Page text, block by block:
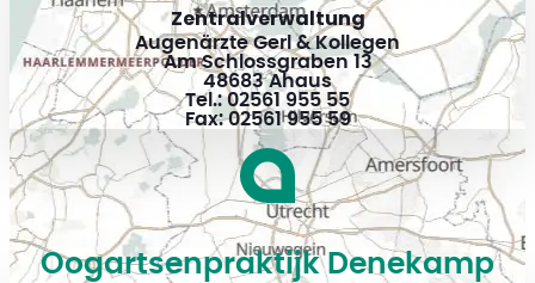
Zentralverwaltung
Augenärzte Gerl & Kollegen
Am Schlossgraben 13
48683 Ahaus
Tel.: 02561 955 55
Fax: 02561 955 59
Oogartsenpraktijk Denekamp